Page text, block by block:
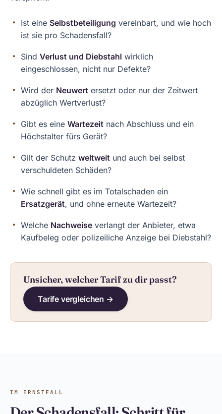
Ist eine Selbstbeteiligung vereinbart, und wie hoch
ist sie pro Schadensfall?
Sind Verlust und Diebstahl wirklich
eingeschlossen, nicht nur Defekte?
Wird der Neuwert ersetzt oder nur der Zeitwert
abzüglich Wertverlust?
Gibt es eine Wartezeit nach Abschluss und ein
Höchstalter fürs Gerät?
Gilt der Schutz weltweit und auch bei selbst
verschuldeten Schäden?
Wie schnell gibt es im Totalschaden ein
Ersatzgerät, und ohne erneute Wartezeit?
Welche Nachweise verlangt der Anbieter, etwa
Kaufbeleg oder polizeiliche Anzeige bei Diebstahl?
Unsicher, welcher Tarif zu dir passt?
Tarife vergleichen →
IM ERNSTFALL